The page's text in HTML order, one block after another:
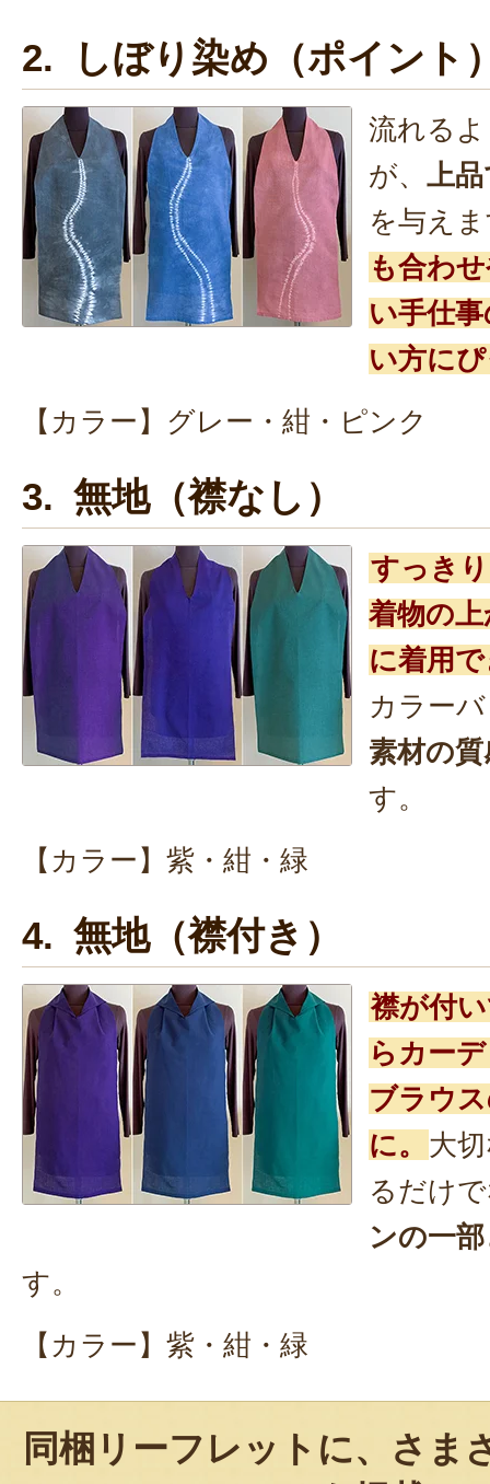
2. しぼり染め（ポイント
流れる
が、 上
を与え
も合わ
い手仕
い方に
【カラー】グレー・紺・ピンク
3. 無地（襟なし）
すっき
着物の
に着用
カラー
素材の
す。
【カラー】紫・紺・緑
4. 無地（襟付き）
襟が付
らカー
ブラウ
に。
大
るだけ
ンの一部
す。
【カラー】紫・紺・緑
同梱リーフレットに、さま